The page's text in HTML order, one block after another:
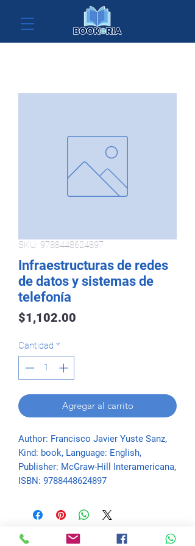
SKU: 9788448624897
Infraestructuras de redes
de datos y sistemas de
telefonía
$1,102.00
Cantidad *
Agregar al carrito
Author: Francisco Javier Yuste Sanz,
Kind: book, Language: English,
Publisher: McGraw-Hill Interamericana,
ISBN: 9788448624897